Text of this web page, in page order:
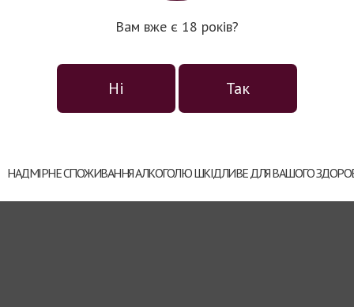
Вам вже є 18 років?
Ні Так
НАДМІРНЕ СПОЖИВАННЯ АЛКОГОЛЮ ШКІДЛИВЕ ДЛЯ ВАШОГО